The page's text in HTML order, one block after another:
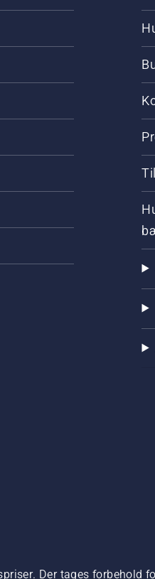
Der tages forbehold